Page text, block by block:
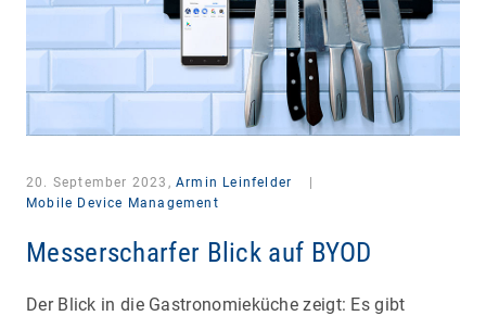
20. September 2023, Armin Leinfelder
Mobile Device Management
Messerscharfer Blick auf BYOD
Der Blick in die Gastronomieküche zeigt: Es gibt